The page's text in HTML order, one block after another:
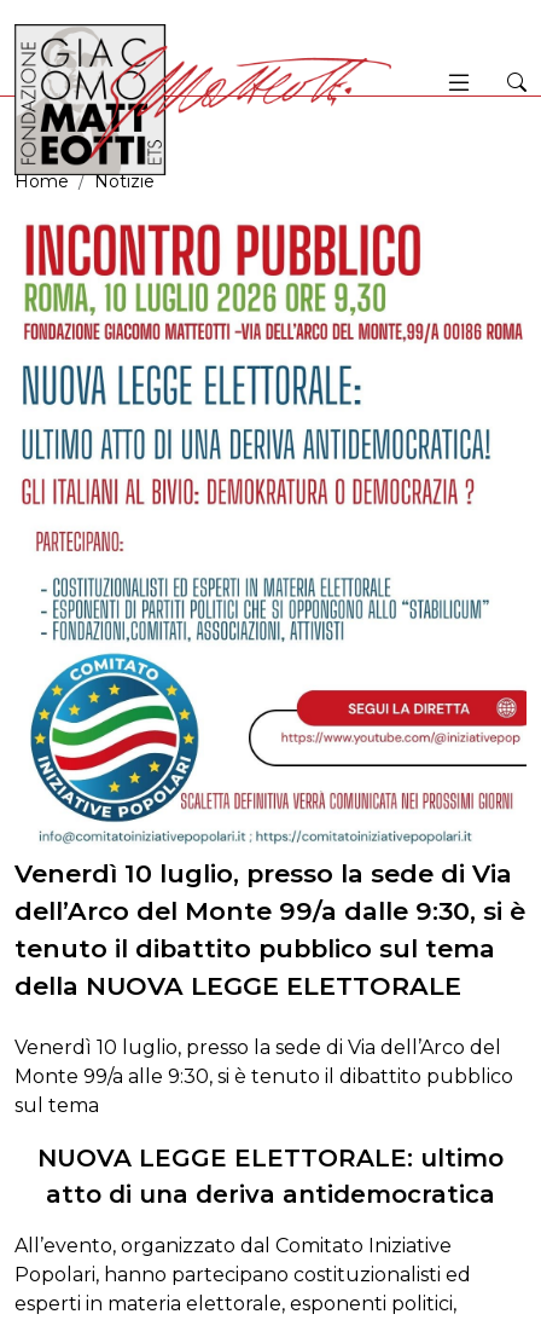
Home Notizie
Venerdì 10 luglio, presso la sede di Via
dell’Arco del Monte 99/a dalle 9:30, si è
tenuto il dibattito pubblico sul tema
della NUOVA LEGGE ELETTORALE
Venerdì 10 luglio, presso la sede di Via dell’Arco del
Monte 99/a alle 9:30, si è tenuto il dibattito pubblico
sul tema
NUOVA LEGGE ELETTORALE: ultimo
atto di una deriva antidemocratica
All’evento, organizzato dal Comitato Iniziative
Popolari, hanno partecipano costituzionalisti ed
esperti in materia elettorale, esponenti politici,